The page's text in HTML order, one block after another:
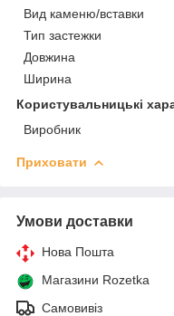
Вид каменю/вставки
Тип застежки
Довжина
Ширина
Користувальницькі
Виробник
Приховати
Умови доставки
Нова Пошта
Магазини Rozetka
Самовивіз